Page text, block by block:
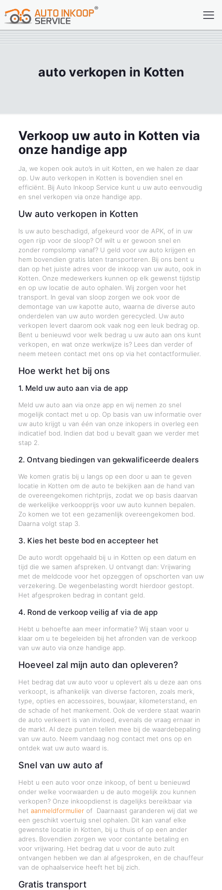
auto verkopen in Kotten
Verkoop uw auto in Kotten via
onze handige app
Ja, we kopen ook auto’s in uit Kotten, en we halen ze daar
op. Uw auto verkopen in Kotten is bovendien snel en
efficiënt. Bij Auto Inkoop Service kunt u uw auto eenvoudig
en snel verkopen via onze handige app.
Uw auto verkopen in Kotten
Is uw auto beschadigd, afgekeurd voor de APK, of in uw
ogen rijp voor de sloop? Of wilt u er gewoon snel en
zonder rompslomp vanaf? U geld voor uw auto krijgen en
hem bovendien gratis laten transporteren. Bij ons bent u
dan op het juiste adres voor de inkoop van uw auto, ook in
Kotten. Onze medewerkers kunnen op elk gewenst tijdstip
en op uw locatie de auto ophalen. Wij zorgen voor het
transport. In geval van sloop zorgen we ook voor de
demontage van uw kapotte auto, waarna de diverse auto
onderdelen van uw auto worden gerecycled. Uw auto
verkopen levert daarom ook vaak nog een leuk bedrag op.
Bent u benieuwd voor welk bedrag u uw auto aan ons kunt
verkopen, en wat onze werkwijze is? Lees dan verder of
neem meteen contact met ons op via het contactformulier.
Hoe werkt het bij ons
1. Meld uw auto aan via de app
Meld uw auto aan via onze app en wij nemen zo snel
mogelijk contact met u op. Op basis van uw informatie over
uw auto krijgt u van één van onze inkopers in overleg een
indicatief bod. Indien dat bod u bevalt gaan we verder met
stap 2.
2. Ontvang biedingen van gekwalificeerde dealers
We komen gratis bij u langs op een door u aan te geven
locatie in Kotten om de auto te bekijken aan de hand van
de overeengekomen richtprijs, zodat we op basis daarvan
de werkelijke verkoopprijs voor uw auto kunnen bepalen.
Zo komen we tot een gezamenlijk overeengekomen bod.
Daarna volgt stap 3.
3. Kies het beste bod en accepteer het
De auto wordt opgehaald bij u in Kotten op een datum en
tijd die we samen afspreken. U ontvangt dan: Vrijwaring
met de meldcode voor het opzeggen of opschorten van uw
verzekering. De wegenbelasting wordt hierdoor gestopt.
Het afgesproken bedrag in contant geld.
4. Rond de verkoop veilig af via de app
Hebt u behoefte aan meer informatie? Wij staan voor u
klaar om u te begeleiden bij het afronden van de verkoop
van uw auto via onze handige app.
Hoeveel zal mijn auto dan opleveren?
Het bedrag dat uw auto voor u oplevert als u deze aan ons
verkoopt, is afhankelijk van diverse factoren, zoals merk,
type, opties en accessoires, bouwjaar, kilometerstand, en
de schade of het mankement. Ook de verdere staat waarin
de auto verkeert is van invloed, evenals de vraag ernaar in
de markt. Al deze punten tellen mee bij de waardebepaling
van uw auto. Neem vandaag nog contact met ons op en
ontdek wat uw auto waard is.
Snel van uw auto af
Hebt u een auto voor onze inkoop, of bent u benieuwd
onder welke voorwaarden u de auto mogelijk zou kunnen
verkopen? Onze inkoopdienst is dagelijks bereikbaar via
het aanmeldformulierof Daarnaast garanderen wij dat we
een geschikt voertuig snel ophalen. Dit kan vanaf elke
gewenste locatie in Kotten, bij u thuis of op een ander
adres. Bovendien zorgen we voor contante betaling en
voor vrijwaring. Het bedrag dat u voor de auto zult
ontvangen hebben we dan al afgesproken, en de chauffeur
van de ophaalservice heeft het bij zich.
Gratis transport